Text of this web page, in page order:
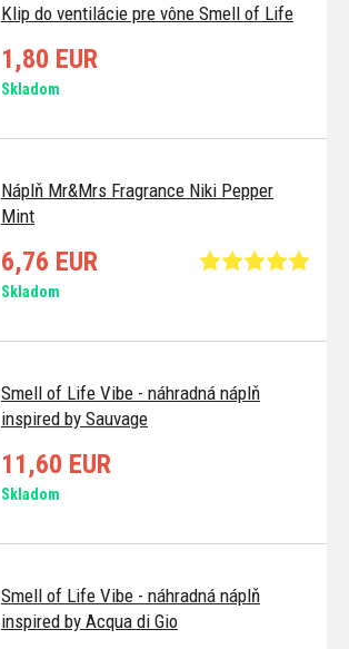
Klip do ventilácie pre vône Smell of Life
1,80 EUR
Skladom
Náplň Mr&Mrs Fragrance Niki Pepper
Mint
6,76 EUR
Skladom
Smell of Life Vibe - náhradná náplň
inspired by Sauvage
11,60 EUR
Skladom
Smell of Life Vibe - náhradná náplň
inspired by Acqua di Gio